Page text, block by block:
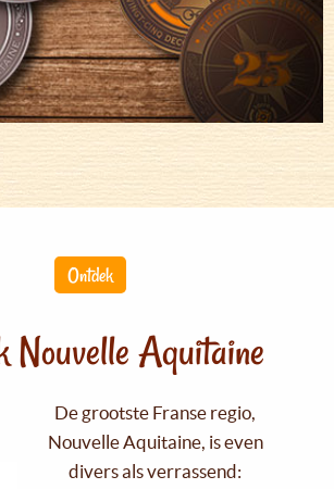
Ontdek
Nouvelle Aquitaine
De grootste Franse regio,
Nouvelle Aquitaine, is even
divers als verrassend: